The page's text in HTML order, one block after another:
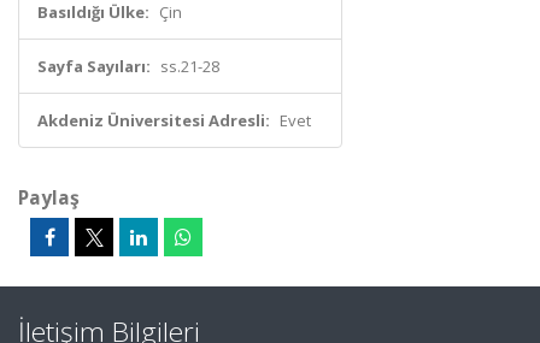
Basıldığı Ülke: Çin
Sayfa Sayıları: ss.21-28
Akdeniz Üniversitesi Adresli: Evet
Paylaş
İletişim Bilgileri